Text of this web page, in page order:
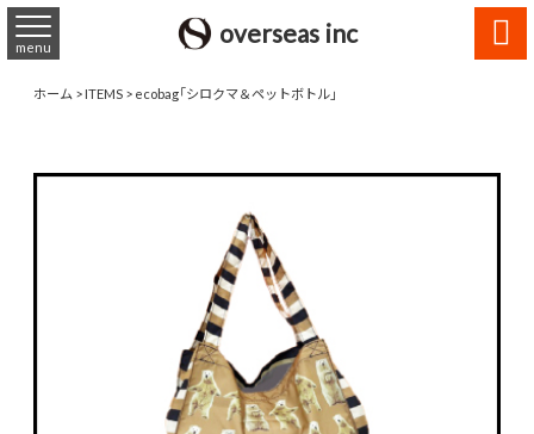
overseas inc
menu 
ホーム>ITEMS>ecobag「シロクマ＆ペットボトル」